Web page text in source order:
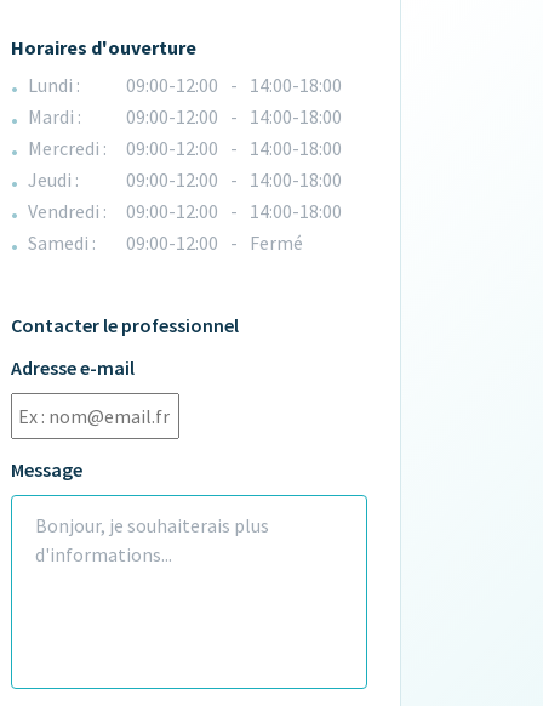
Horaires d'ouverture
Lundi :
09:00-12:00 - 14:00-18:00
Mardi :
09:00-12:00 - 14:00-18:00
Mercredi :
09:00-12:00 - 14:00-18:00
Jeudi :
09:00-12:00 - 14:00-18:00
Vendredi :
09:00-12:00 - 14:00-18:00
Samedi :
09:00-12:00 - Fermé
Contacter le professionnel
Adresse e-mail
Message